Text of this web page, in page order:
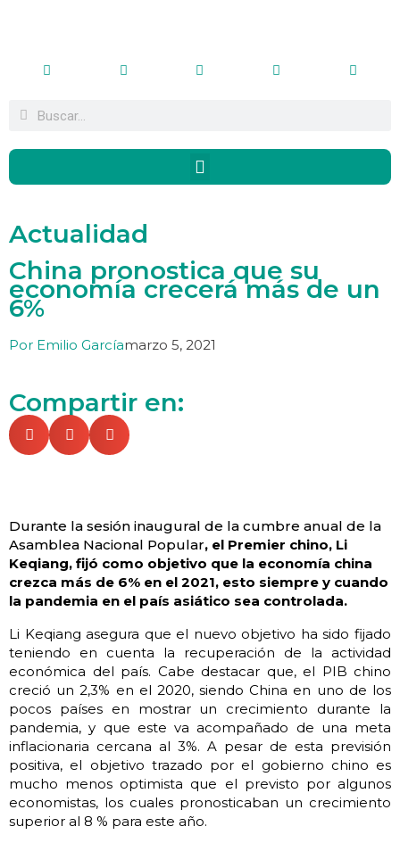
Actualidad
China pronostica que su
economía crecerá más de un
6%
Por Emilio Garcíamarzo 5, 2021
Compartir en:
Durante la sesión inaugural de la cumbre anual de la
Asamblea Nacional Popular, el Premier chino, Li
Keqiang, fijó como objetivo que la economía china
crezca más de 6% en el 2021, esto siempre y cuando
la pandemia en el país asiático sea controlada.
Li Keqiang asegura que el nuevo objetivo ha sido fijado
teniendo en cuenta la recuperación de la actividad
económica del país. Cabe destacar que, el PIB chino
creció un 2,3% en el 2020, siendo China en uno de los
pocos países en mostrar un crecimiento durante la
pandemia, y que este va acompañado de una meta
inflacionaria cercana al 3%. A pesar de esta previsión
positiva, el objetivo trazado por el gobierno chino es
mucho menos optimista que el previsto por algunos
economistas, los cuales pronosticaban un crecimiento
superior al 8 % para este año.